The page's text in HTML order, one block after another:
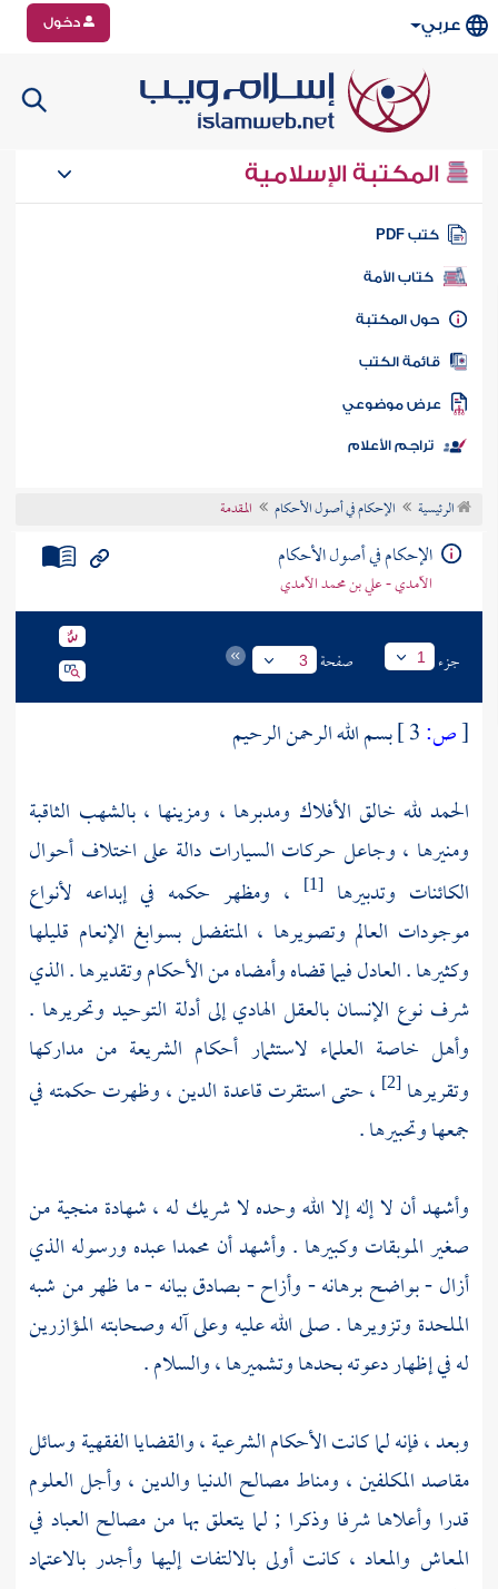
عربي دخول
المكتبة الإسلامية
كتب PDF
كتاب الأمة
المكتبة
الكتب
موضوعي
تراجم الأعلام
الرئيسية الإحكام في أصول الأحكام المقدمة
الإحكام في أصول الأحكام
الآمدي - علي بن محمد الآمدي
جزء 1 صفحة 3
[ص:
بسم الله الرحمن الرحيم
الحمد لله خالق الأفلاك ومدبرها ، ومزينها ، بالشهب الثاقبة
ومنيرها ، وجاعل حركات السيارات دالة على اختلاف أحوال
الكائنات وتدبيرها[1]
، ومظهر حكمه في إبداعه لأنواع
موجودات العالم وتصويرها ، المتفضل بسوابغ الإنعام قليلها
وكثيرها . العادل فيما قضاه وأمضاه من الأحكام وتقديرها . الذي
شرف نوع الإنسان بالعقل الهادي إلى أدلة التوحيد وتحريرها .
وأهل خاصة العلماء لاستثمار أحكام الشريعة من مداركها
وتقريرها[2]
، حتى استقرت قاعدة الدين ، وظهرت حكمته في
جمعها وتحبيرها .
وأشهد أن لا إله إلا الله وحده لا شريك له ، شهادة منجية من
صغير الموبقات وكبيرها . وأشهد أن محمداعبده ورسوله الذي
أزال - بواضح برهانه - وأزاح - بصادق بيانه - ما ظهر من شبه
الملحدة وتزويرها . صلى الله عليه وعلى آله وصحابته المؤازرين
له في إظهار دعوته بحدها وتشميرها ، والسلام .
وبعد ، فإنه لما كانت الأحكام الشرعية ، والقضايا الفقهية وسائل
مقاصد المكلفين ، ومناط مصالح الدنيا والدين ، وأجل العلوم
قدرا وأعلاها شرفا وذكرا ; لما يتعلق بها من مصالح العباد في
المعاش والمعاد ، كانت أولى بالالتفات إليها وأجدر بالاعتماد